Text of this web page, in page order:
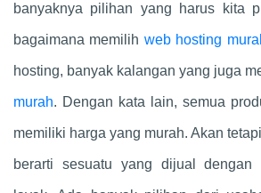
banyaknya pilihan yang harus kita
bagaimana memilih web hosting
hosting, banyak kalangan yang juga
murah. Dengan kata lain, semua
memiliki harga yang murah. Akan
berarti sesuatu yang dijual